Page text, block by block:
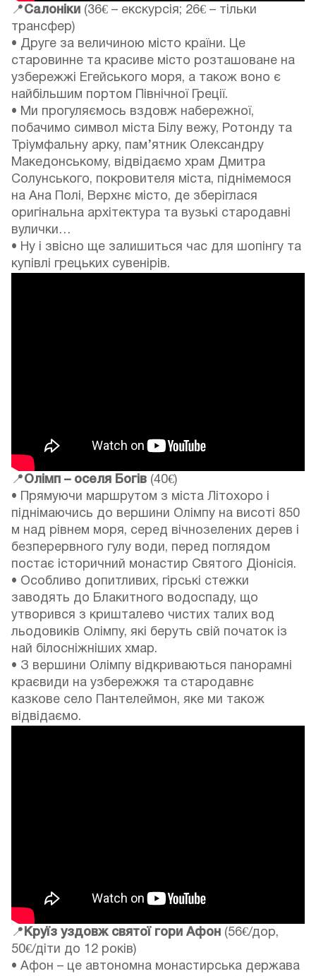
📍Салоніки (36€ – екскурсія; 26€ – тільки
трансфер)
• Друге за величиною місто країни. Це
старовинне та красиве місто розташоване на
узбережжі Егейського моря, а також воно є
найбільшим портом Північної Греції.
• Ми прогуляємось вздовж набережної,
побачимо символ міста Білу вежу, Ротонду та
Тріумфальну арку, пам’ятник Олександру
Македонському, відвідаємо храм Дмитра
Солунського, покровителя міста, піднімемося
на Ана Полі, Верхнє місто, де зберіглася
оригінальна архітектура та вузькі стародавні
вулички…
• Ну і звісно ще залишиться час для шопінгу та
купівлі грецьких сувенірів.
📍Олімп – оселя Богів (40€)
• Прямуючи маршрутом з міста Літохоро і
піднімаючись до вершини Олімпу на висоті 850
м над рівнем моря, серед вічнозелених дерев і
безперервного гулу води, перед поглядом
постає історичний монастир Святого Діонісія.
• Особливо допитливих, гірські стежки
заводять до Блакитного водоспаду, що
утворився з кришталево чистих талих вод
льодовиків Олімпу, які беруть свій початок із
най білосніжніших хмар.
• З вершини Олімпу відкриваються панорамні
краєвиди на узбережжя та стародавнє
казкове село Пантелеймон, яке ми також
відвідаємо.
📍 Круїз уздовж святої гори Афон (56€/дор,
50€/діти до 12 років)
• Афон – це автономна монастирська держава